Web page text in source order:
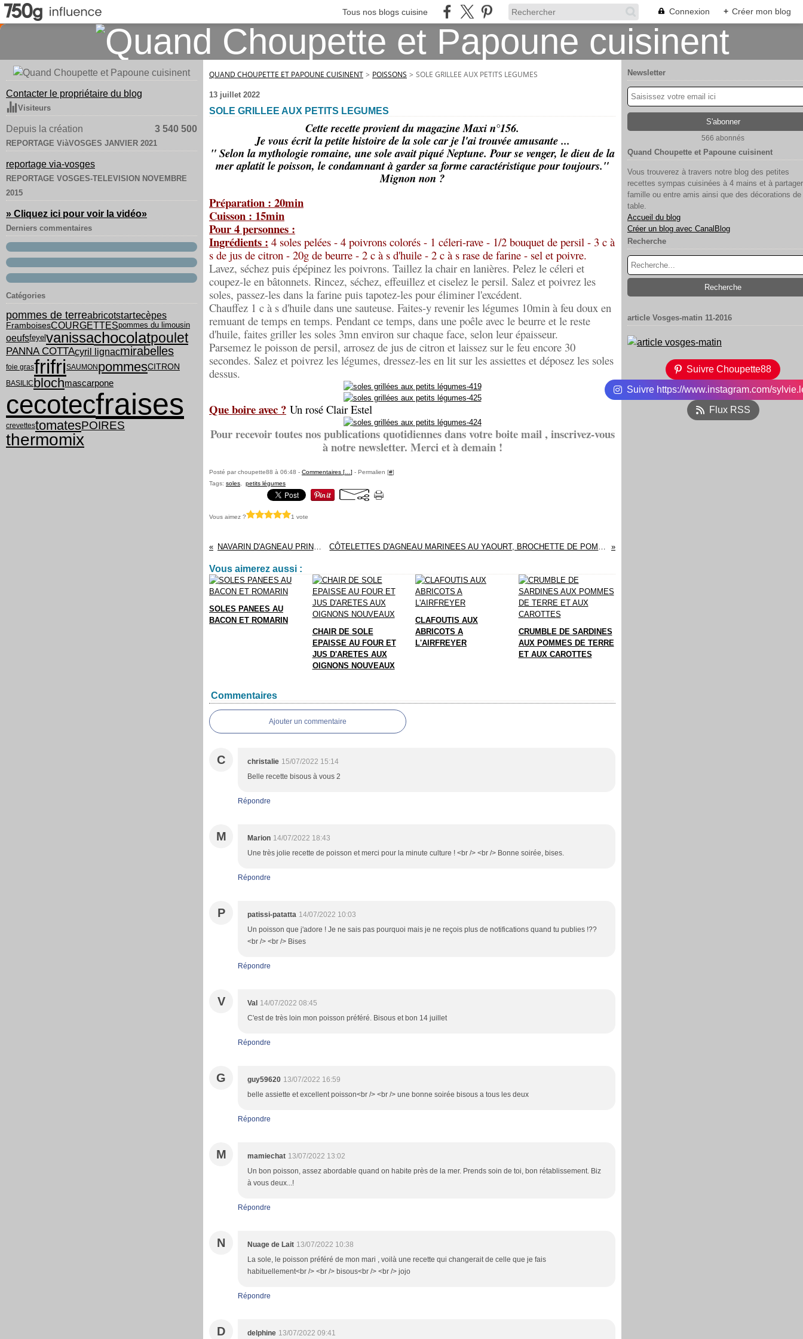
Tous nos blogs cuisine Connexion + Créer mon blog
Contacter le propriétaire du blog
Visiteurs
Depuis la création 3 540 500
REPORTAGE ViàVOSGES JANVIER 2021
reportage via-vosges
REPORTAGE VOSGES-TELEVISION NOVEMBRE
2015
» Cliquez ici pour voir la vidéo»
Derniers commentaires
Catégories
pommes de terreabricotstartecèpes
FramboisesCOURGETTESpommes du limousin
oeufsfeyel vanissachocolatpoulet
PANNA COTTAcyril lignacmirabelles
foie grasfrifriSAUMONpommesCITRON
BASILICblochmascarpone
cecotecfraises
crevettestomatesPOIRES
thermomix
QUAND CHOUPETTE ET PAPOUNE CUISINENT > POISSONS > SOLE GRILLEE AUX PETITS LEGUMES
13 juillet 2022
SOLE GRILLEE AUX PETITS LEGUMES
Cette recette provient du magazine Maxi n°156.
Je vous écrit la petite histoire de la sole car je l'ai trouvée amusante ...
" Selon la mythologie romaine, une sole avait piqué Neptune. Pour se venger, le dieu de la
mer aplatit le poisson, le condamnant à garder sa forme caractéristique pour toujours."
Mignon non ?
Préparation : 20min
Cuisson : 15min
Pour 4 personnes :
Ingrédients : 4 soles pelées - 4 poivrons colorés - 1 céleri-rave - 1/2 bouquet de persil - 3 c à
s de jus de citron - 20g de beurre - 2 c à s d'huile - 2 c à s rase de farine - sel et poivre.
Lavez, séchez puis épépinez les poivrons. Taillez la chair en lanières. Pelez le céleri et
coupez-le en bâtonnets. Rincez, séchez, effeuillez et ciselez le persil. Salez et poivrez les
soles, passez-les dans la farine puis tapotez-les pour éliminer l'excédent.
Chauffez 1 c à s d'huile dans une sauteuse. Faites-y revenir les légumes 10min à feu doux en
remuant de temps en temps. Pendant ce temps, dans une poêle avec le beurre et le reste
d'huile, faites griller les soles 3mn environ sur chaque face, selon leur épaisseur.
Parsemez le poisson de persil, arrosez de jus de citron et laissez sur le feu encore 30
secondes. Salez et poivrez les légumes, dressez-les en lit sur les assiettes et déposez les soles
dessus.
Que boire avec ? Un rosé Clair Estel
Pour recevoir toutes nos publications quotidiennes dans votre boite mail , inscrivez-vous
à notre newsletter. Merci et à demain !
Posté par choupette88 à 06:48 - Commentaires [ ] - Permalien [#]
Tags: soles petits légumes
Vous aimez ? 1 vote
NAVARIN D'AGNEAU PRINTANIER CÔTELETTES D'AGNEAU MARINEES AU YAOURT, BROCHETTE DE POMMES DE TERRE
Vous aimerez aussi :
SOLES PANEES AU
BACON ET ROMARIN
CHAIR DE SOLE
EPAISSE AU FOUR ET
JUS D'ARETES AUX
OIGNONS NOUVEAUX
CLAFOUTIS AUX
ABRICOTS A
L'AIRFREYER
CRUMBLE DE SARDINES
AUX POMMES DE TERRE
ET AUX CAROTTES
Commentaires
Ajouter un commentaire
C christalie 15/07/2022 15:14
Belle recette bisous à vous 2
Répondre
M Marion 14/07/2022 18:43
Une très jolie recette de poisson et merci pour la minute culture ! <br /> <br /> Bonne soirée, bises.
Répondre
P patissi-patatta 14/07/2022 10:03
Un poisson que j'adore ! Je ne sais pas pourquoi mais je ne reçois plus de notifications quand tu publies !??
<br /> <br /> Bises
Répondre
V Val 14/07/2022 08:45
C'est de très loin mon poisson préféré. Bisous et bon 14 juillet
Répondre
G guy59620 13/07/2022 16:59
belle assiette et excellent poisson<br /> <br /> une bonne soirée bisous a tous les deux
Répondre
M mamiechat 13/07/2022 13:02
Un bon poisson, assez abordable quand on habite près de la mer. Prends soin de toi, bon rétablissement. Biz
à vous deux...!
Répondre
N Nuage de Lait 13/07/2022 10:38
La sole, le poisson préféré de mon mari , voilà une recette qui changerait de celle que je fais
habituellement<br /> <br /> bisous<br /> <br /> jojo
Répondre
D delphine 13/07/2022 09:41
Newsletter
566 abonnés
Quand Choupette et Papoune cuisinent
Vous trouverez à travers notre blog des petites
recettes sympas cuisinées à 4 mains et à
famille ou entre amis ainsi que des décorations de
table.
Accueil du blog
Créer un blog avec CanalBlog
Recherche
article Vosges-matin 11-2016
Suivre Choupette88
Suivre https://www.instagram.com/
Flux RSS